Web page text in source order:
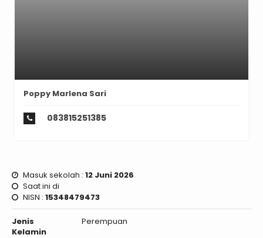
Poppy Marlena Sari
083815251385
Masuk sekolah : 12 Juni 2026
Saat ini di
NISN : 15348479473
Jenis
Kelamin
Perempuan